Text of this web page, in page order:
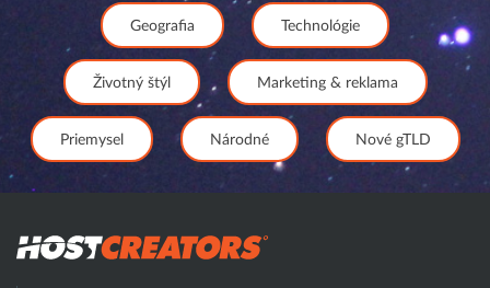
Geografia Technológie
Životný štýl Marketing & reklama
Priemysel Národné Nové gTLD